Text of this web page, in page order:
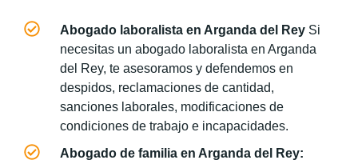
Abogado laboralista en Arganda del Rey Si
necesitas un abogado laboralista en Arganda
del Rey, te asesoramos y defendemos en
despidos, reclamaciones de cantidad,
sanciones laborales, modificaciones de
condiciones de trabajo e incapacidades.
Abogado de familia en Arganda del Rey: